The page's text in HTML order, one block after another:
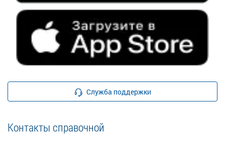
Служба поддержки
Контакты справочной